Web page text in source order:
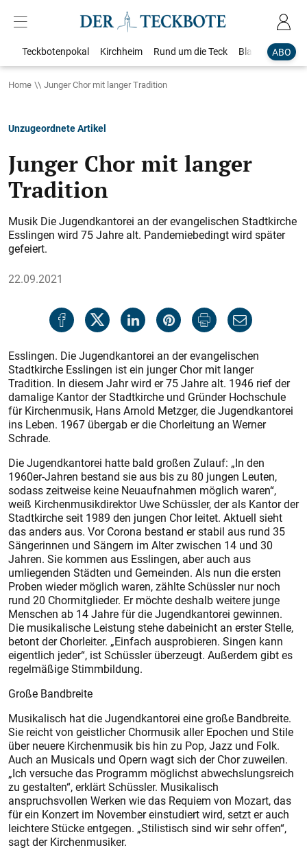
ABO
Teckbotenpokal Kirchheim Rund um die Teck Blaulicht
Home Junger Chor mit langer Tradition
Unzugeordnete Artikel
Junger Chor mit langer
Tradition
Musik Die Jugendkantorei an der evangelischen Stadtkirche
Esslingen wird 75 Jahre alt. Pandemiebedingt wird später
gefeiert.
22.09.2021
Esslingen. Die Jugendkantorei an der evangelischen
Stadtkirche Esslingen ist ein junger Chor mit langer
Tradition. In diesem Jahr wird er 75 Jahre alt. 1946 rief der
damalige Kantor der Stadtkirche und Gründer Hochschule
für Kirchenmusik, Hans Arnold Metzger, die Jugendkantorei
ins Leben. 1967 übergab er die Chorleitung an Werner
Schrade.
Die Jugendkantorei hatte bald großen Zulauf: „In den
1960er-Jahren bestand sie aus bis zu 80 jungen Leuten,
sodass zeitweise keine Neuaufnahmen möglich waren“,
weiß Kirchenmusikdirektor Uwe Schüssler, der als Kantor der
Stadtkirche seit 1989 den jungen Chor leitet. Aktuell sieht
das anders aus. Vor Corona bestand er stabil aus rund 35
Sängerinnen und Sängern im Alter zwischen 14 und 30
Jahren. Sie kommen aus Esslingen, aber auch aus
umliegenden Städten und Gemeinden. Als nun die ersten
Proben wieder möglich waren, zählte Schüssler nur noch
rund 20 Chormitglieder. Er möchte deshalb weitere junge
Menschen ab 14 Jahre für die Jugendkantorei gewinnen.
Die musikalische Leistung stehe dabeinicht an erster Stelle,
betont der Chorleiter. „Einfach ausprobieren. Singen kann
eigentlich jeder“, ist Schüssler überzeugt. Außerdem gibt es
regelmäßige Stimmbildung.
Große Bandbreite
Musikalisch hat die Jugendkantorei eine große Bandbreite.
Sie reicht von geistlicher Chormusik aller Epochen und Stile
über neuere Kirchenmusik bis hin zu Pop, Jazz und Folk.
Auch an Musicals und Opern wagt sich der Chor zuweilen.
„Ich versuche das Programm möglichst abwechslungsreich
zu gestalten“, erklärt Schüssler. Musikalisch
anspruchsvollen Werken wie das Requiem von Mozart, das
für ein Konzert im November einstudiert wird, setzt er auch
leichtere Stücke entgegen. „Stilistisch sind wir sehr offen“,
sagt der Kirchenmusiker.